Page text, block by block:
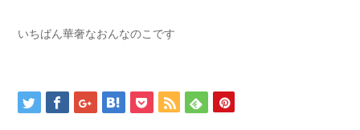
いちばん華奢なおんなのこです